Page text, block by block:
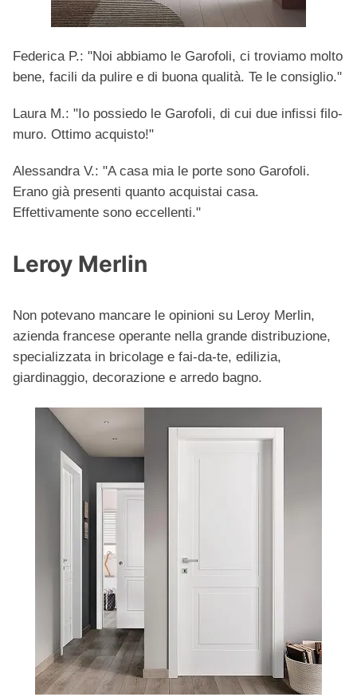
Federica P.: "Noi abbiamo le Garofoli, ci troviamo molto
bene, facili da pulire e di buona qualità. Te le consiglio."
Laura M.: "Io possiedo le Garofoli, di cui due infissi filo-
muro. Ottimo acquisto!"
Alessandra V.: "A casa mia le porte sono Garofoli.
Erano già presenti quanto acquistai casa.
Effettivamente sono eccellenti."
Leroy Merlin
Non potevano mancare le opinioni su Leroy Merlin,
azienda francese operante nella grande distribuzione,
specializzata in bricolage e fai-da-te, edilizia,
giardinaggio, decorazione e arredo bagno.